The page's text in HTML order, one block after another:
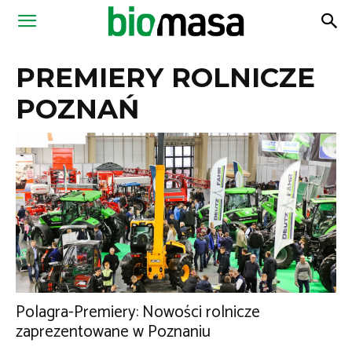
Magazyn
PREMIERY ROLNICZE
POZNAŃ
Polagra-Premiery: Nowości rolnicze
zaprezentowane w Poznaniu